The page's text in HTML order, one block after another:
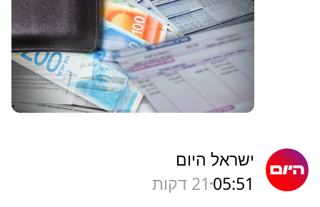
ישראל היום
05:51 21 דקות